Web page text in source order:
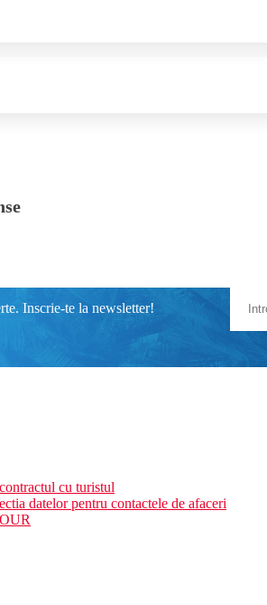
Inscrie-te la newsletter!
cu turistul
datelor pentru contactele de afaceri